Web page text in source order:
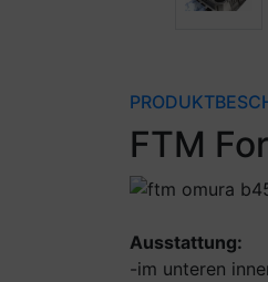
FTM
Ausstattung:
-im unteren